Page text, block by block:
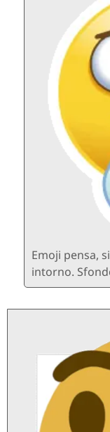
Emoji pensa,
intorno.